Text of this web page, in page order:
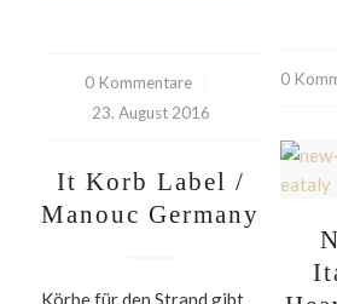
0 Kommentare
/
23. August 2016
0 /
It Korb Label /
Manouc Germany
Körbe für den Strand gibt